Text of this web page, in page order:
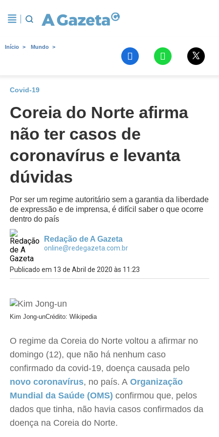
Início Mundo
Covid-19
Coreia do Norte afirma
não ter casos de
coronavírus e levanta
dúvidas
Por ser um regime autoritário sem a garantia da liberdade
de expressão e de imprensa, é difícil saber o que ocorre
dentro do país
Redação de A Gazeta
online@redegazeta.com.br
Publicado em 13 de Abril de 2020 às 11:23
Kim Jong-unCrédito: Wikipedia
O regime da Coreia do Norte voltou a afirmar no
domingo (12), que não há nenhum caso
confirmado da covid-19, doença causada pelo
novo coronavírus, no país. A Organização
Mundial da Saúde (OMS) confirmou que, pelos
dados que tinha, não havia casos confirmados da
doença na Coreia do Norte.